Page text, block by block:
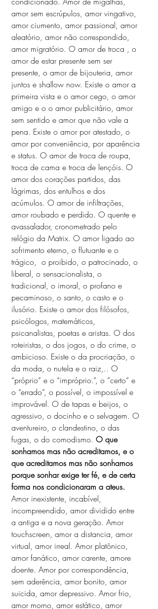
amor sem escrúpulos, amor vingativo,
amor ciumento, amor passional, amor
aleatório, amor não correspondido,
amor migratório. O amor de troca , o
amor de estar presente sem ser
presente, o amor de bijouteria, amor
juntos e shallow now. Existe o amor a
primeira vista e o amor cego, o amor
amigo e o o amor publicitário, amor
sem sentido e amor que não vale a
pena. Existe o amor por atestado, o
amor por conveniência, por aparência
e status. O amor de troca de roupa,
troca de cama e troca de lençóis. O
amor dos corações partidos, das
lágrimas, dos entulhos e dos
acúmulos. O amor de infiltrações,
amor roubado e perdido. O quente e
avassalador, cronometrado pelo
relógio da Matrix. O amor ligado ao
sofrimento eterno, o flutuante e o
trágico,  o proibido, o patrocinado, o
liberal, o sensacionalista, o
tradicional, o imoral, o profano e
pecaminoso, o santo, o casto e o
ilusório. Existe o amor dos filósofos,
psicólogos, matemáticos,
psicanalistas, poetas e aristas. O dos
roteiristas, o dos jogos, o do crime, o
ambicioso. Existe o da procriação, o
da moda, o nutela e o raiz,.. O
“próprio” e o “impróprio.”, o ”certo” e
o “errado”, o possível, o impossível e
improvável. O de tapas e beijos, o
agressivo, o docinho e o selvagem. O
aventureiro, o clandestino, o das
fugas, o do comodismo. O que
sonhamos mas não acreditamos, e o
que acreditamos mas não sonhamos
porque sonhar exige ter fé, e de certa
forma nos condicionaram a ateus.
Amor inexistente, incabível,
incompreendido, amor dividido entre
a antiga e a nova geração. Amor
touchscreen, amor a distancia, amor
virtual, amor irreal. Amor platônico,
amor fanático, amor carente, amore
doente. Amor por correspondência,
sem aderência, amor bonito, amor
suicida, amor depressivo. Amor frio,
amor morno, amor estático, amor